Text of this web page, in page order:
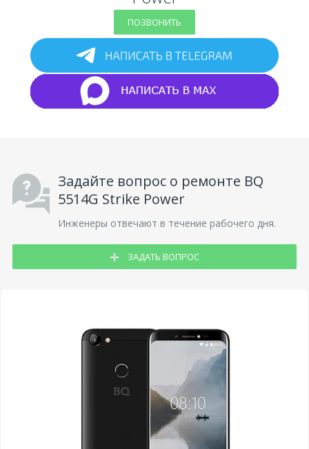
ПОЗВОНИТЬ
Задайте вопрос о ремонте BQ
5514G Strike Power
Инженеры отвечают в течение рабочего дня.
ЗАДАТЬ ВОПРОС